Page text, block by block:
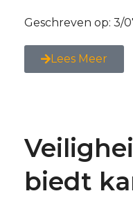
Geschreven op: 3/
Lees Meer
biedt